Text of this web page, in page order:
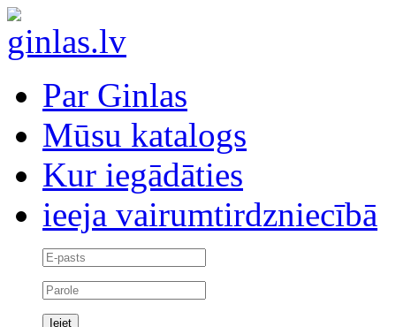
Par Ginlas
Mūsu katalogs
Kur iegādāties
ieeja vairumtirdzniecībā